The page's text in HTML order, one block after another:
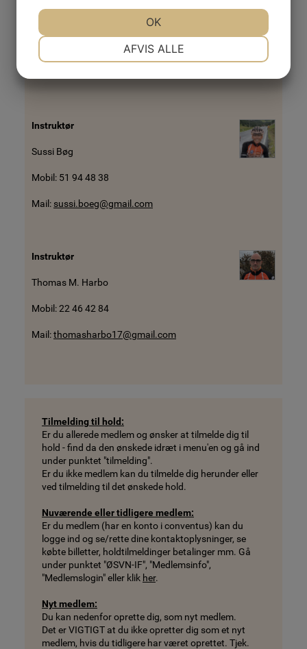
Peter Kybelund
Mobil: 52 15 94 00
Mail:kybelund@kybelund.dk
Instruktør
Sussi Bøg
Mobil: 51 94 48 38
Mail: sussi.boeg@gmail.com
Instruktør
Thomas M. Harbo
Mobil: 22 46 42 84
Mail:thomasharbo17@gmail.com
Tilmelding til hold:
Er du allerede medlem og ønsker at tilmelde dig til
hold - find da den ønskede idræt i menu'en og gå ind
under punktet "tilmelding".
Er du ikke medlem kan du tilmelde dig herunder eller
ved tilmelding til det ønskede hold.
Nuværende eller tidligere medlem:
Er du medlem (har en konto i conventus) kan du
logge ind og se/rette dine kontaktoplysninger, se
købte billetter, holdtilmeldinger betalinger mm. Gå
under punktet "ØSVN-IF", "Medlemsinfo",
"Medlemslogin" eller klik her.
Nyt medlem:
Du kan nedenfor oprette dig, som nyt medlem.
Det er VIGTIGT at du ikke opretter dig som et nyt
medlem, hvis du tidligere har været oprettet. Tjek.
AFVIS ALLE
OK